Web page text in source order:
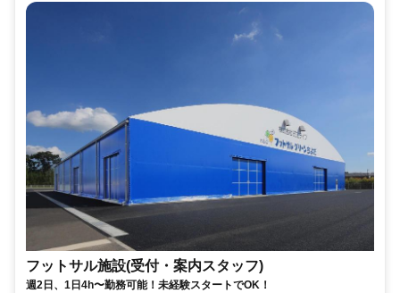
フットサル施設(受付・案内スタッフ)
週2日、1日4h〜勤務可能！未経験スタートでOK！